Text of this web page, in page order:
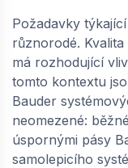
−
BAUDER /
7,5
Požadavky
různorodé.
má rozhodující
tomto kontextu
Bauder
neomezené:
úspornými pásy
samolepicího